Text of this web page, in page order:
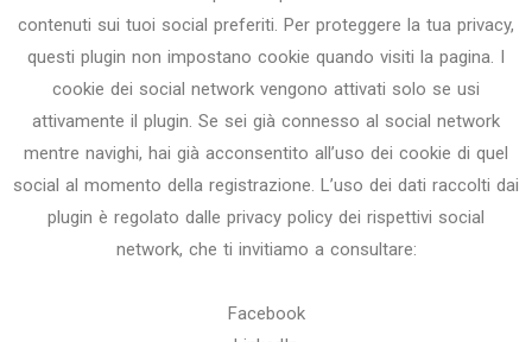
contenuti sui tuoi social preferiti. Per proteggere la tua privacy,
questi plugin non impostano cookie quando visiti la pagina. I
cookie dei social network vengono attivati solo se usi
attivamente il plugin. Se sei già connesso al social network
mentre navighi, hai già acconsentito all’uso dei cookie di quel
social al momento della registrazione. L’uso dei dati raccolti dai
plugin è regolato dalle privacy policy dei rispettivi social
network, che ti invitiamo a consultare:
Facebook